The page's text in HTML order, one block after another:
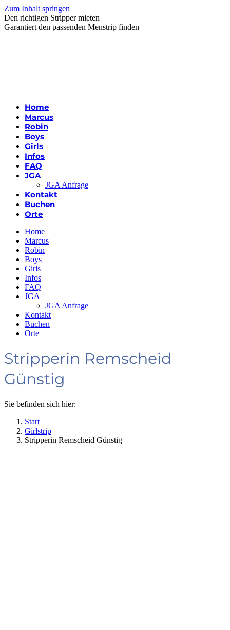
Zum Inhalt springen
Den richtigen Stripper mieten
Garantiert den passenden Menstrip finden
Home
Marcus
Robin
Boys
Girls
Infos
FAQ
JGA
JGA Anfrage
Kontakt
Buchen
Orte
Home
Marcus
Robin
Boys
Girls
Infos
FAQ
JGA
JGA Anfrage
Kontakt
Buchen
Orte
Stripperin Remscheid
Günstig
Sie befinden sich hier:
Start
Girlstrip
Stripperin Remscheid Günstig